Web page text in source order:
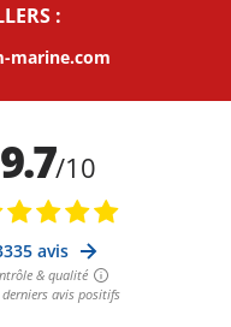
:
marine.com